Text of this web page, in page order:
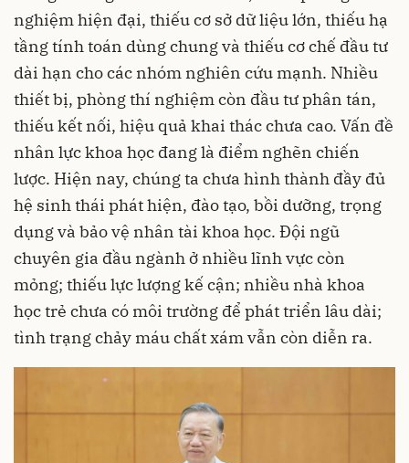
nghiệm hiện đại, thiếu cơ sở dữ liệu lớn, thiếu hạ
tầng tính toán dùng chung và thiếu cơ chế đầu tư
dài hạn cho các nhóm nghiên cứu mạnh. Nhiều
thiết bị, phòng thí nghiệm còn đầu tư phân tán,
thiếu kết nối, hiệu quả khai thác chưa cao. Vấn đề
nhân lực khoa học đang là điểm nghẽn chiến
lược. Hiện nay, chúng ta chưa hình thành đầy đủ
hệ sinh thái phát hiện, đào tạo, bồi dưỡng, trọng
dụng và bảo vệ nhân tài khoa học. Đội ngũ
chuyên gia đầu ngành ở nhiều lĩnh vực còn
mỏng; thiếu lực lượng kế cận; nhiều nhà khoa
học trẻ chưa có môi trường để phát triển lâu dài;
tình trạng chảy máu chất xám vẫn còn diễn ra.